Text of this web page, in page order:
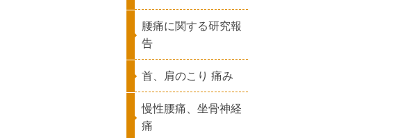
腰痛に関する研究報
告
首、肩のこり 痛み
慢性腰痛、坐骨神経
痛